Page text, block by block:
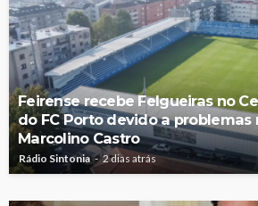
Feirense recebe Felgueiras no
do FC Porto devido a problemas
Marcolino Castro
Rádio Sintonia 2 dias atrás